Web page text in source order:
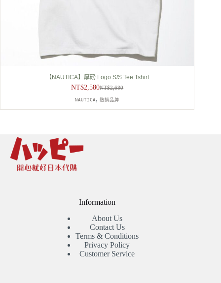
【NAUTICA】厚磅 Logo S/S Tee Tshirt
NT$2,680
始
價
NT$2,580
前
價
NAUTICA ,熱銷品牌
Information
About Us
Contact Us
Terms & Conditions
Privacy Policy
Customer Service